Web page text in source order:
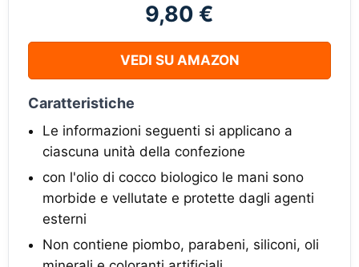
9,80 €
VEDI SU AMAZON
Caratteristiche
Le informazioni seguenti si applicano a
ciascuna unità della confezione
con l'olio di cocco biologico le mani sono
morbide e vellutate e protette dagli agenti
esterni
Non contiene piombo, parabeni, siliconi, oli